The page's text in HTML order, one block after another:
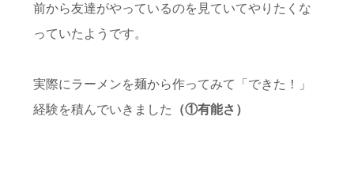
前から友達がやっているのを見ていてやりたくな
っていたようです。
実際にラーメンを麺から作ってみて「できた！」
経験を積んでいきました
（①有能さ）